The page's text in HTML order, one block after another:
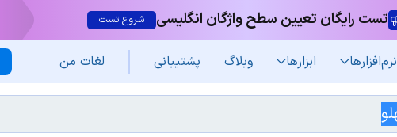
تست رایگان تعیین سطح واژگان انگلیسی شروع تست
نرم‌افزار‌ها ابزارها وبلاگ پشتیبانی لغات من